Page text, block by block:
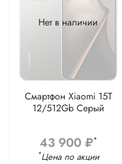
Нет в наличии
Смартфон Xiaomi 15T
12/512Gb Серый
43 900 ₽*
*Цена по акции